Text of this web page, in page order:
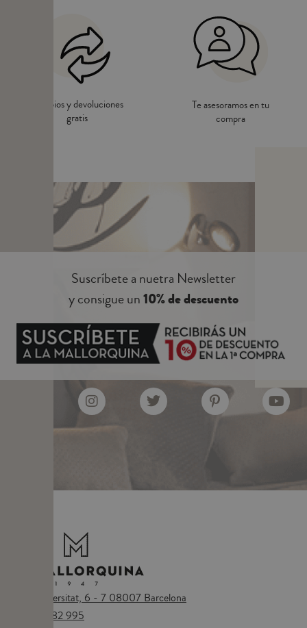
Cambios y devoluciones
gratis
Te asesoramos en tu
compra
Suscríbete a nuetra Newsletter
y consigue un10% de descuento
Plaça Universitat, 6 - 7 08007 Barcelona
673 482 995